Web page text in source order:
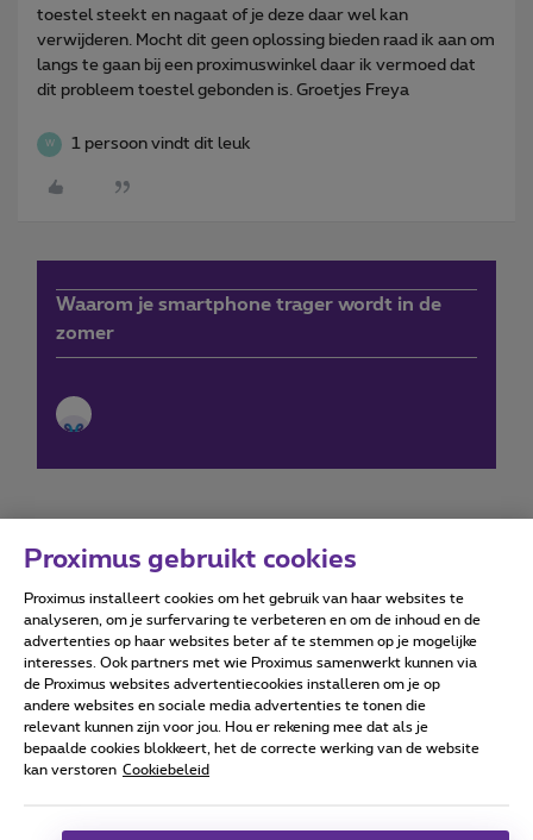
toestel steekt en nagaat of je deze daar wel kan
verwijderen. Mocht dit geen oplossing bieden raad ik aan om
langs te gaan bij een proximuswinkel daar ik vermoed dat
dit probleem toestel gebonden is. Groetjes Freya
W 1 persoon vindt dit leuk
Waarom je smartphone trager wordt in de
zomer
Forumvoorwaarden Accessibility statement
Alle rechten voorbehouden. © Proximus
Algemene voorwaarden, consumenteninfo
Proximus gebruikt cookies
Proximus installeert cookies om het gebruik van haar websites te
analyseren, om je surfervaring te verbeteren en om de inhoud en de
advertenties op haar websites beter af te stemmen op je mogelijke
interesses. Ook partners met wie Proximus samenwerkt kunnen via
de Proximus websites advertentiecookies installeren om je op
andere websites en sociale media advertenties te tonen die
relevant kunnen zijn voor jou. Hou er rekening mee dat als je
bepaalde cookies blokkeert, het de correcte werking van de website
kan verstoren Cookiebeleid